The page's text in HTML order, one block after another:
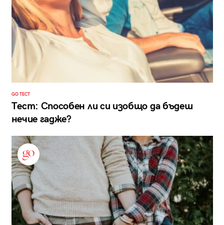
GO ТЕСТ
Тест: Способен ли си изобщо да бъдеш
нечие гадже?